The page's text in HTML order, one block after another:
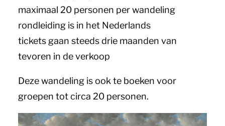
maximaal 20 personen per wandeling
rondleiding is in het Nederlands
tickets gaan steeds drie maanden van
tevoren in de verkoop
Deze wandeling is ook te boeken voor
groepen tot circa 20 personen.